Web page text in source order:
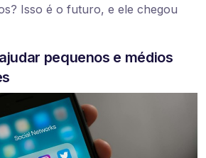
Isso é o futuro, e ele chegou
pequenos e médios